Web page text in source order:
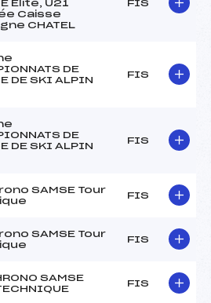
Elite, U21
Caisse
CHATEL
FIS
DE
DE SKI ALPIN
FIS
DE
DE SKI ALPIN
FIS
SAMSE Tour
FIS
SAMSE Tour
FIS
SAMSE
FIS